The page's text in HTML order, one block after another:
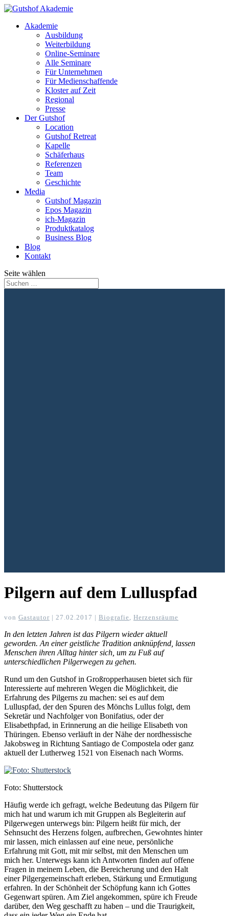
Akademie
Ausbildung
Weiterbildung
Online-Seminare
Alle Seminare
Für Unternehmen
Für Medienschaffende
Kloster auf Zeit
Regional
Presse
Der Gutshof
Location
Gutshof Retreat
Kapelle
Schäferhaus
Referenzen
Team
Geschichte
Media
Gutshof Magazin
Epos Magazin
ich-Magazin
Produktkatalog
Business Blog
Blog
Kontakt
Seite wählen
Pilgern auf dem Lulluspfad
von Gastautor | 27.02.2017 | Biografie Herzensräume
In den letzten Jahren ist das Pilgern wieder aktuell
geworden. An einer geistliche Tradition anknüpfend, lassen
Menschen ihren Alltag hinter sich, um zu Fuß auf
unterschiedlichen Pilgerwegen zu gehen.
Rund um den Gutshof in Großropperhausen bietet sich für
Interessierte auf mehreren Wegen die Möglichkeit, die
Erfahrung des Pilgerns zu machen: sei es auf dem
Lulluspfad, der den Spuren des Mönchs Lullus folgt, dem
Sekretär und Nachfolger von Bonifatius, oder der
Elisabethpfad, in Erinnerung an die heilige Elisabeth von
Thüringen. Ebenso verläuft in der Nähe der nordhessische
Jakobsweg in Richtung Santiago de Compostela oder ganz
aktuell der Lutherweg 1521 von Eisenach nach Worms.
Foto: Shutterstock
Häufig werde ich gefragt, welche Bedeutung das Pilgern für
mich hat und warum ich mit Gruppen als Begleiterin auf
Pilgerwegen unterwegs bin: Pilgern heißt für mich, der
Sehnsucht des Herzens folgen, aufbrechen, Gewohntes hinter
mir lassen, mich einlassen auf eine neue, persönliche
Erfahrung mit Gott, mit mir selbst, mit den Menschen um
mich her. Unterwegs kann ich Antworten finden auf offene
Fragen in meinem Leben, die Bereicherung und den Halt
einer Pilgergemeinschaft erleben, Stärkung und Ermutigung
erfahren. In der Schönheit der Schöpfung kann ich Gottes
Gegenwart spüren. Am Ziel angekommen, spüre ich Freude
darüber, den Weg geschafft zu haben – und die Traurigkeit,